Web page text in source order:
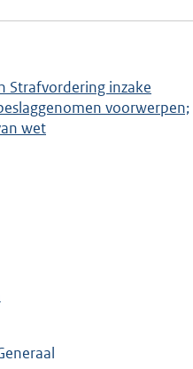
Strafvordering inzake
voorwerpen;
wet